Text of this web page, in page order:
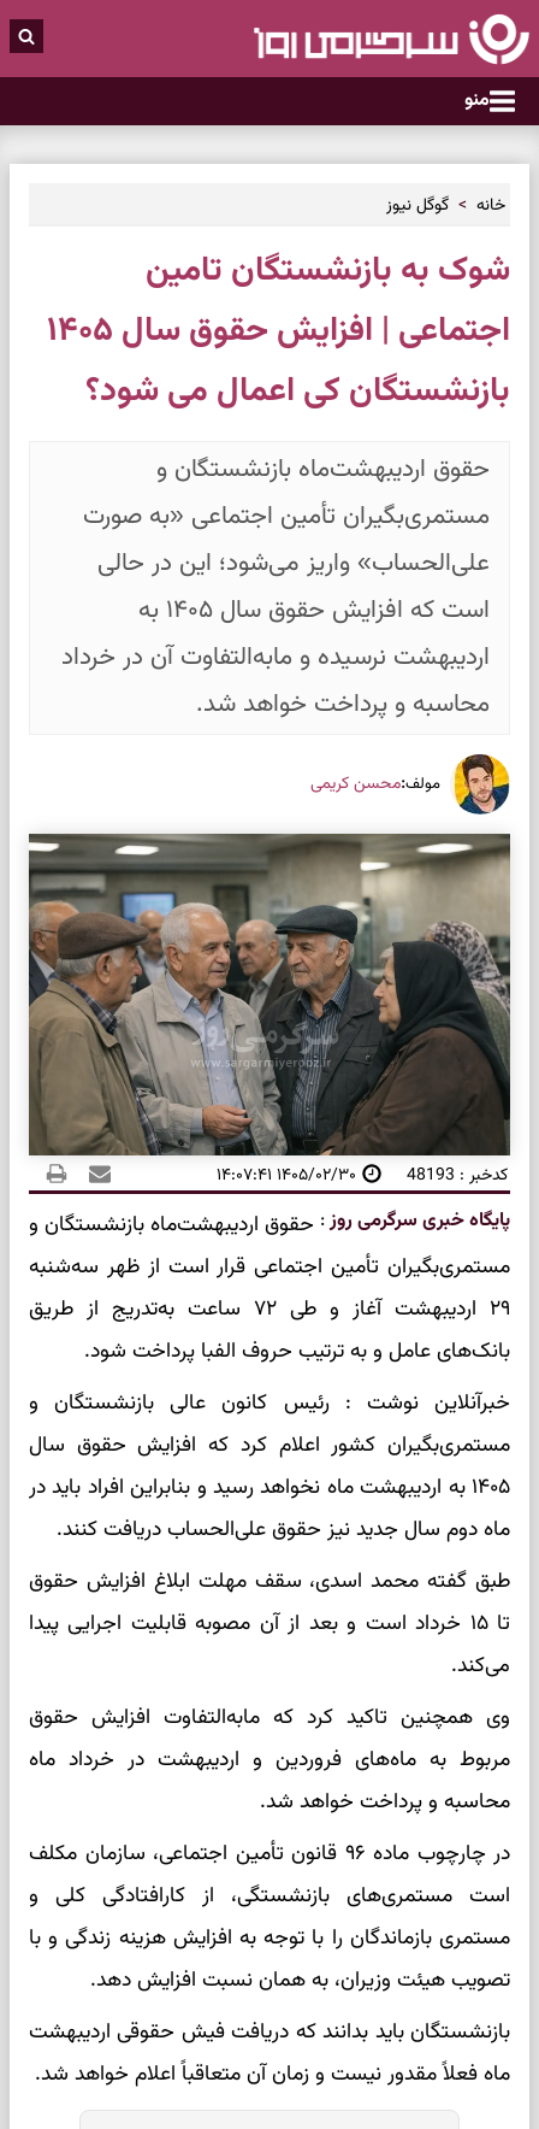
منو
خانه گوگل نیوز
شوک به بازنشستگان تامین
اجتماعی | افزایش حقوق سال ۱۴۰۵
بازنشستگان کی اعمال می شود؟
حقوق اردیبهشت‌ماه بازنشستگان و
مستمری‌بگیران تأمین اجتماعی «به صورت
علی‌الحساب» واریز می‌شود؛ این در حالی
است که افزایش حقوق سال ۱۴۰۵ به
اردیبهشت نرسیده و مابه‌التفاوت آن در خرداد
محاسبه و پرداخت خواهد شد.
مولف:محسن کریمی
کدخبر : 48193 ۱۴۰۵/۰۲/۳۰ ۱۴:۰۷:۴۱
پایگاه خبری سرگرمی روز: حقوق اردیبهشت‌ماه بازنشستگان و
مستمری‌بگیران تأمین اجتماعی قرار است از ظهر سه‌شنبه
۲۹ اردیبهشت آغاز و طی ۷۲ ساعت به‌تدریج از طریق
بانک‌های عامل و به ترتیب حروف الفبا پرداخت شود.
خبرآنلاین نوشت : رئیس کانون عالی بازنشستگان و
مستمری‌بگیران کشور اعلام کرد که افزایش حقوق سال
۱۴۰۵ به اردیبهشت ماه نخواهد رسید و بنابراین افراد باید در
ماه دوم سال جدید نیز حقوق علی‌الحساب دریافت کنند.
طبق گفته محمد اسدی، سقف مهلت ابلاغ افزایش حقوق
تا ۱۵ خرداد است و بعد از آن مصوبه قابلیت اجرایی پیدا
می‌کند.
وی همچنین تاکید کرد که مابه‌التفاوت افزایش حقوق
مربوط به ماه‌های فروردین و اردیبهشت در خرداد ماه
محاسبه و پرداخت خواهد شد.
در چارچوب ماده ۹۶ قانون تأمین اجتماعی، سازمان مکلف
است مستمری‌های بازنشستگی، از کارافتادگی کلی و
مستمری بازماندگان را با توجه به افزایش هزینه زندگی و با
تصویب هیئت وزیران، به همان نسبت افزایش دهد.
بازنشستگان باید بدانند که دریافت فیش حقوقی اردیبهشت
ماه فعلاً مقدور نیست و زمان آن متعاقباً اعلام خواهد شد.